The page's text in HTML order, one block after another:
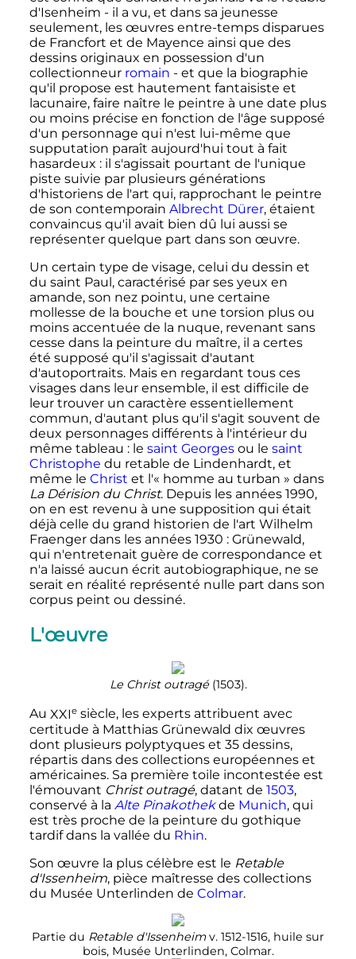
d'Isenheim - il a vu, et dans sa jeunesse
seulement, les œuvres entre-temps disparues
de Francfort et de Mayence ainsi que des
dessins originaux en possession d'un
collectionneur romain - et que la biographie
qu'il propose est hautement fantaisiste et
lacunaire, faire naître le peintre à une date plus
ou moins précise en fonction de l'âge supposé
d'un personnage qui n'est lui-même que
supputation paraît aujourd'hui tout à fait
hasardeux : il s'agissait pourtant de l'unique
piste suivie par plusieurs générations
d'historiens de l'art qui, rapprochant le peintre
de son contemporain Albrecht Dürer, étaient
convaincus qu'il avait bien dû lui aussi se
représenter quelque part dans son œuvre.
Un certain type de visage, celui du dessin et
du saint Paul, caractérisé par ses yeux en
amande, son nez pointu, une certaine
mollesse de la bouche et une torsion plus ou
moins accentuée de la nuque, revenant sans
cesse dans la peinture du maître, il a certes
été supposé qu'il s'agissait d'autant
d'autoportraits. Mais en regardant tous ces
visages dans leur ensemble, il est difficile de
leur trouver un caractère essentiellement
commun, d'autant plus qu'il s'agit souvent de
deux personnages différents à l'intérieur du
même tableau : le saint Georgesou le saint
Christophe du retable de Lindenhardt, et
même le Christ et l'« homme au turban » dans
La Dérision du Christ. Depuis les années 1990,
on en est revenu à une supposition qui était
déjà celle du grand historien de l'art Wilhelm
Fraenger dans les années 1930 : Grünewald,
qui n'entretenait guère de correspondance et
n'a laissé aucun écrit autobiographique, ne se
serait en réalité représenté nulle part dans son
corpus peint ou dessiné.
L'œuvre
Le Christ outragé(1503).
Au XXIe siècle, les experts attribuent avec
certitude à Matthias Grünewald dix œuvres
dont plusieurs polyptyques et 35 dessins,
répartis dans des collections européennes et
américaines. Sa première toile incontestée est
l'émouvant Christ outragé, datant de 1503,
conservé à la Alte Pinakothekde Munich, qui
est très proche de la peinture du gothique
tardif dans la vallée du Rhin.
Son œuvre la plus célèbre est le Retable
d'Issenheim, pièce maîtresse des collections
du Musée Unterlinden de Colmar.
Partie du Retable d'Issenheimv. 1512-1516, huile sur
bois, Musée Unterlinden, Colmar.